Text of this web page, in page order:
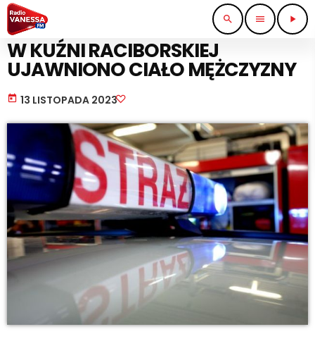
search menu play_arrow
STRAŻ I POLICJA
W KUŹNI RACIBORSKIEJ
UJAWNIONO CIAŁO MĘŻCZYZNY
today 13 LISTOPADA 2023